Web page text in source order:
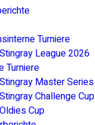
Turniere
Stingray League 2026
Turniere
Stingray Master Series
Stingray Challenge Cup
Oldies Cup